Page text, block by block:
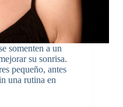
somenten a un
su sonrisa.
pequeño, antes
una rutina en